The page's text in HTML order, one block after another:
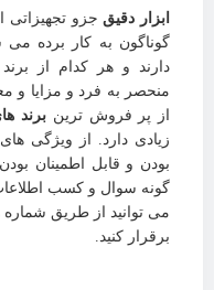
ابزار دقیقجزو تجهیزاتی
گوناگون به کار برده می
دارند و هر کدام از
منحصر به فرد و مزایا و
از پر فروش ترین برند
زیادی دارد. از ویژگی
بودن و قابل اطمینان
گونه سوال و کسب
می توانید از طریق شماره
برقرار کنید.